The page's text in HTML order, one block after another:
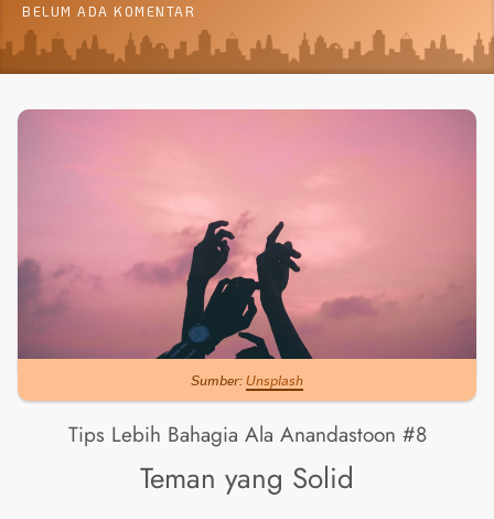
BELUM ADA KOMENTAR
Sumber:Unsplash
Tips Lebih Bahagia Ala Anandastoon #8
Teman yang Solid